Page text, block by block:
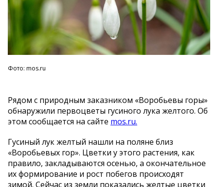
Фото: mos.ru
Рядом с природным заказником «Воробьевы горы»
обнаружили первоцветы гусиного лука желтого. Об
этом сообщается на сайте mos.ru.
Гусиный лук желтый нашли на поляне близ
«Воробьевых гор». Цветки у этого растения, как
правило, закладываются осенью, а окончательное
их формирование и рост побегов происходят
зимой. Сейчас из земли показались желтые цветки